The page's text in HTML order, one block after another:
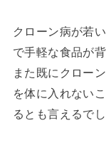
クローン病が若
で手軽な食品が
また既にクロー
を体に入れない
るとも言えるでし